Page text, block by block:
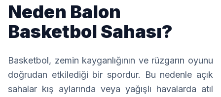
Neden Balon
Basketbol Sahası?
Basketbol, zemin kayganlığının ve rüzgarın oyunu
doğrudan etkilediği bir spordur. Bu nedenle açık
sahalar kış aylarında veya yağışlı havalarda atıl